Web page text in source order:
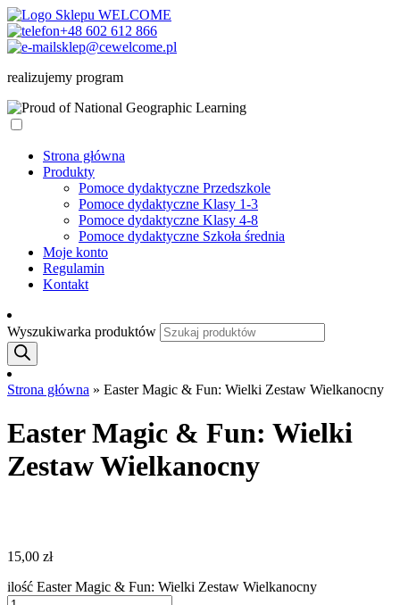
+48 602 612 866
sklep@cewelcome.pl
realizujemy program
Strona główna
Produkty
Pomoce dydaktyczne Przedszkole
Pomoce dydaktyczne Klasy 1-3
Pomoce dydaktyczne Klasy 4-8
Pomoce dydaktyczne Szkoła średnia
Moje konto
Regulamin
Kontakt
Wyszukiwarka produktów
Strona główna » Easter Magic & Fun: Wielki Zestaw Wielkanocny
Easter Magic & Fun: Wielki
Zestaw Wielkanocny
15,00 zł
ilość Easter Magic & Fun: Wielki Zestaw Wielkanocny